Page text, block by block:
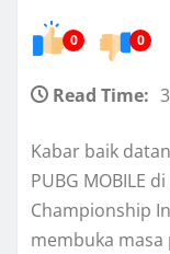
0 0
Read Time:
Kabar baik
PUBG MOBILE
Championship
membuka